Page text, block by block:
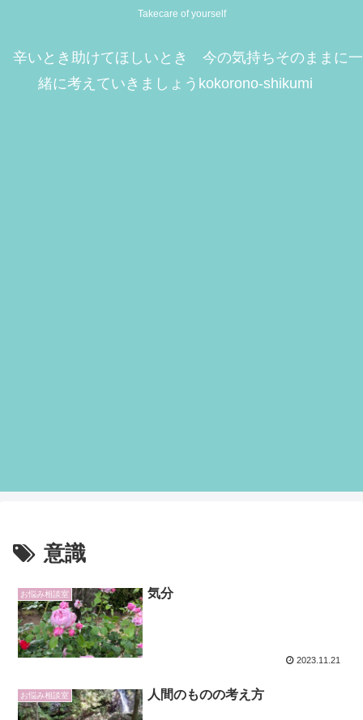
Takecare of yourself
辛いとき助けてほしいとき 今の気持ちそのままに一
緒に考えていきましょうkokorono-shikumi
意識
お悩み相談室 気分
2023.11.21
お悩み相談室 人間のものの考え方